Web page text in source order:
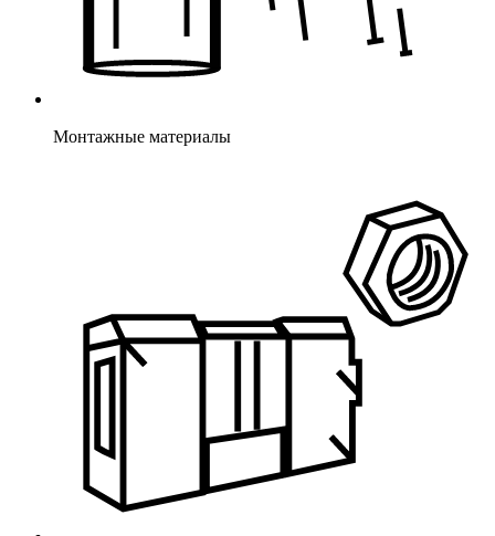
Монтажные материалы